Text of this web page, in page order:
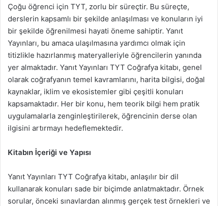
Çoğu öğrenci için TYT, zorlu bir süreçtir. Bu süreçte,
derslerin kapsamlı bir şekilde anlaşılması ve konuların iyi
bir şekilde öğrenilmesi hayati öneme sahiptir. Yanıt
Yayınları, bu amaca ulaşılmasına yardımcı olmak için
titizlikle hazırlanmış materyalleriyle öğrencilerin yanında
yer almaktadır. Yanıt Yayınları TYT Coğrafya kitabı, genel
olarak coğrafyanın temel kavramlarını, harita bilgisi, doğal
kaynaklar, iklim ve ekosistemler gibi çeşitli konuları
kapsamaktadır. Her bir konu, hem teorik bilgi hem pratik
uygulamalarla zenginleştirilerek, öğrencinin derse olan
ilgisini artırmayı hedeflemektedir.
Kitabın İçeriği ve Yapısı
Yanıt Yayınları TYT Coğrafya kitabı, anlaşılır bir dil
kullanarak konuları sade bir biçimde anlatmaktadır. Örnek
sorular, önceki sınavlardan alınmış gerçek test örnekleri ve